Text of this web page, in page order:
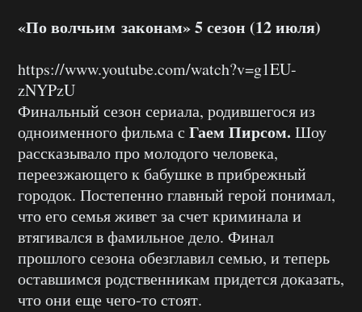
«По волчьим законам» 5 сезон (12 июля)
https://www.youtube.com/watch?v=g1EU-
zNYPzU
Финальный сезон сериала, родившегося из
одноименного фильма с Гаем Пирсом. Шоу
рассказывало про молодого человека,
переезжающего к бабушке в прибрежный
городок. Постепенно главный герой понимал,
что его семья живет за счет криминала и
втягивался в фамильное дело. Финал
прошлого сезона обезглавил семью, и теперь
оставшимся родственникам придется доказать,
что они еще чего-то стоят.